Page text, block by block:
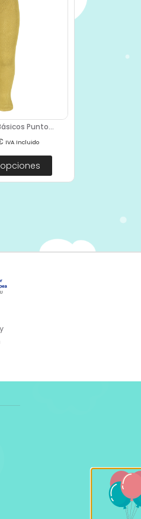
Punto...
IVA Incluido